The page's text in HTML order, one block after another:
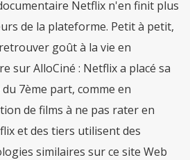
Netflix n'en finit plus
de la plateforme. Petit à petit,
goût à la vie en
sur AlloCiné : Netflix a placé sa
7ème part, comme en
de films à ne pas rater en
et des tiers utilisent des
similaires sur ce site Web